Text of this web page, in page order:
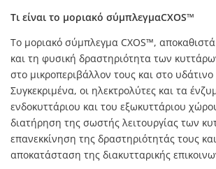
Τι είναι το μοριακό σύμπλεγμαCXOS™
Το μοριακό σύμπλεγμα CXOS™,
και τη φυσική δραστηριότητα των
στο μικροπεριβάλλον τους και στο
Συγκεκριμένα, οι ηλεκτρολύτες και τα
ενδοκυττάριου και του εξωκυττάριου
διατήρηση της σωστής λειτουργίας των
επανεκκίνηση της δραστηριότητάς τους
αποκατάσταση της διακυτταρικής